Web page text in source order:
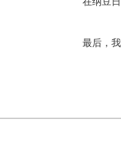
最后，